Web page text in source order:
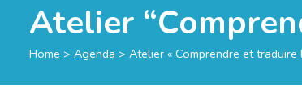
Atelier
Home > Agenda > Atelier « Comprendre et traduire